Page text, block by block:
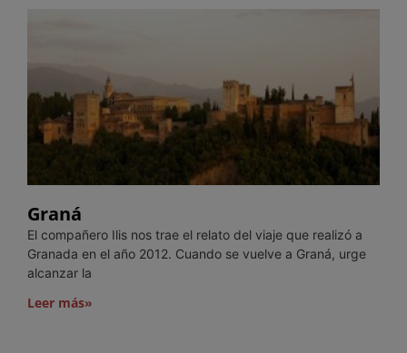
Graná
El compañero Ilis nos trae el relato del viaje que realizó a
Granada en el año 2012. Cuando se vuelve a Graná, urge
alcanzar la
Leer más»